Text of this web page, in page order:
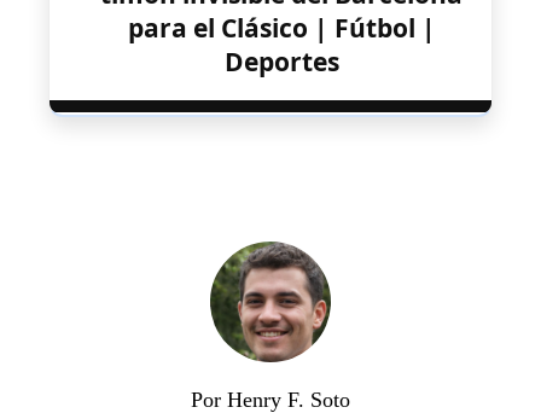
para el Clásico | Fútbol |
Deportes
Por Henry F. Soto